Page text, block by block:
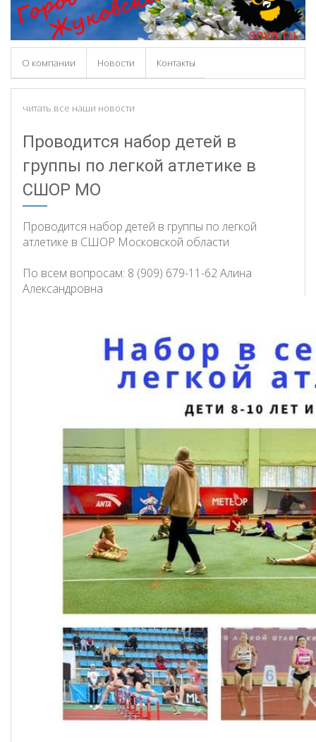
О компании Новости Контакты
читать все наши новости
Проводится набор детей в
группы по легкой атлетике в
СШОР МО
Проводится набор детей в группы по легкой
атлетике в СШОР Московской области
По всем вопросам: 8 (909) 679-11-62 Алина
Александровна